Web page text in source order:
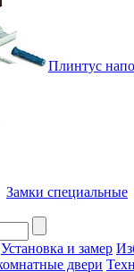
Плинтус
Замки специальные
Установка и замер
двери